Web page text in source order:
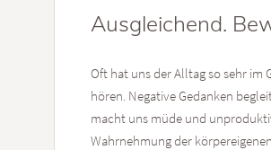
Ausgleichend.
Oft hat uns der Alltag so sehr im
hören. Negative Gedanken
macht uns müde und
Wahrnehmung der